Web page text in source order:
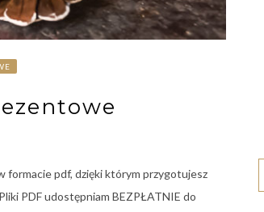
formacie pdf, dzięki którym przygotujesz
PDF udostępniam BEZPŁATNIE do